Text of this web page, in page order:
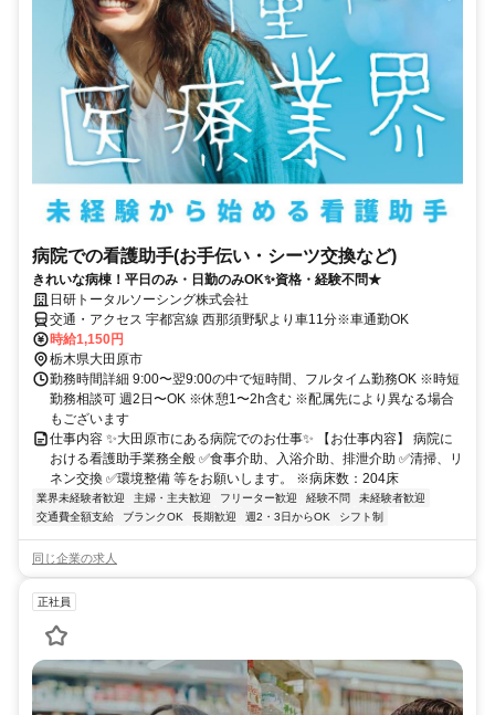
病院での看護助手(お手伝い・シーツ交換など)
きれいな病棟！平日のみ・日勤のみOK✨資格・経験不問★
日研トータルソーシング株式会社
交通・アクセス 宇都宮線 西那須野駅より車11分※車通勤OK
時給1,150円
栃木県大田原市
勤務時間詳細 9:00〜翌9:00の中で短時間、フルタイム勤務OK ※時短
勤務相談可 週2日〜OK ※休憩1〜2h含む ※配属先により異なる場合
もございます
仕事内容 ✨大田原市にある病院でのお仕事✨ 【お仕事内容】 病院に
おける看護助手業務全般 ✅食事介助、入浴介助、排泄介助 ✅清掃、リ
ネン交換 ✅環境整備 等をお願いします。 ※病床数：204床
業界未経験者歓迎 主婦・主夫歓迎 フリーター歓迎 経験不問
未経験者歓迎
交通費全額支給
ブランクOK 長期歓迎 週2・3日からOK シフト制
同じ企業の求人
正社員